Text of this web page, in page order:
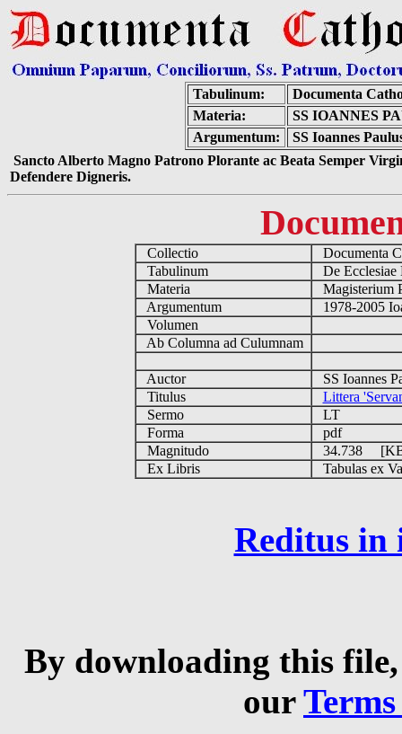
Tabulinum:
Documenta
Materia:
SS IOANNES
Argumentum:
SS Ioannes
Sancto Alberto Magno Patrono Plorante ac Beata Semper
Defendere Digneris.
Collectio
Documenta
Tabulinum
De
Materia
Magisterium
Argumentum
1978-2005
Volumen
Ab Columna ad Culumnam
Auctor
SS Ioannes
Titulus
Littera
Sermo
LT
Forma
pdf
Magnitudo
34.738
Ex Libris
Tabulas ex
Reditus in
By downloading this
our